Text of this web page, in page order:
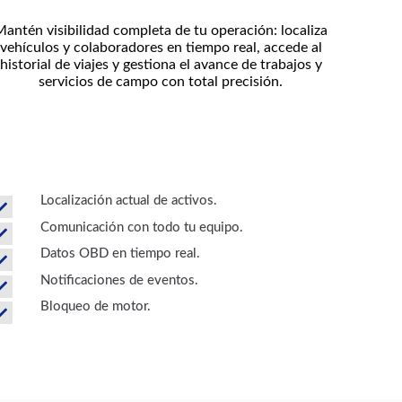
visibilidad completa de tu operación: localiza
vehículos y colaboradores en tiempo real, accede al
historial de viajes y gestiona el avance de trabajos y
servicios de campo con total precisión.
Localización actual de activos.
Comunicación con todo tu equipo.
Datos OBD en tiempo real.
Notificaciones de eventos.
Bloqueo de motor.